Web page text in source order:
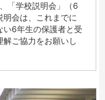
「学校説明会」（6
会は、これまでに
い6年生の保護者と受
ご協力をお願いし